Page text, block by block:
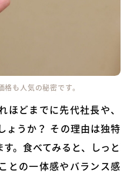
も人気の秘密です。
ほどまでに先代社長や、
ょうか？ その理由は独特
。食べてみると、しっと
との一体感やバランス感